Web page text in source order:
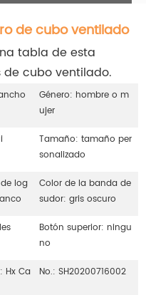
de cubo ventilado
tabla de esta
cubo ventilado.
Género: hombre o m
ujer
Tamaño: tamaño per
sonalizado
log
Color de la banda de
sudor: gris oscuro
Botón superior: ningu
no
Hx Ca
No.: SH20200716002